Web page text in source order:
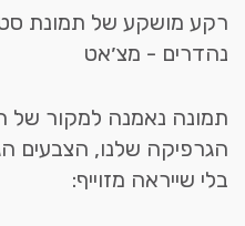
רקע מושקע של תמונת
נהדרים - מצ׳אט
תמונה נאמנה למקור של
הגרפיקה שלנו, הצבעים
בלי שייראה מזוייף: